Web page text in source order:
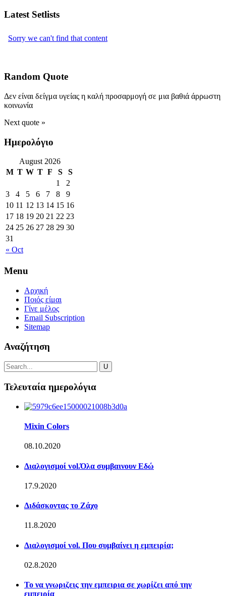
Latest Setlists
Random Quote
Δεν είναι δείγμα υγείας η καλή προσαρμογή σε μια βαθιά άρρωστη
κοινωνία
Next quote »
Ημερολόγιο
August 2026
M T W T F S S
« Oct
1
2
3
4 5 6 7 8
9
10 11 12 13 14 15 16
17 18 19 20 21 22 23
24 25 26 27 28 29 30
31
Menu
Αρχική
Ποιός είμαι
Γίνε μέλος
Email Subscription
Sitemap
Αναζήτηση
Τελευταία ημερολόγια
Mixin Colors
08.10.2020
Διαλογισμοί vol.Όλα συμβαινουν Εδώ
17.9.2020
Διδάσκοντας το Ζάχο
11.8.2020
Διαλογισμοί vol. Που συμβαίνει η εμπειρία;
02.8.2020
Το να γνωριζεις την εμπειρια σε χωρίζει από την
εμπειρία